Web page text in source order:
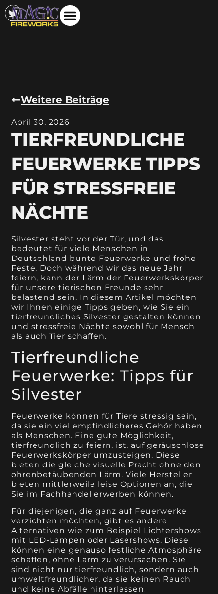
Weitere Beiträge
April 30, 2026
TIERFREUNDLICHE
FEUERWERKE TIPPS
FÜR STRESSFREIE
NÄCHTE
Silvester steht vor der Tür, und das
bedeutet für viele Menschen in
Deutschland bunte Feuerwerke und frohe
Feste. Doch während wir das neue Jahr
feiern, kann der Lärm der Feuerwerkskörper
für unsere tierischen Freunde sehr
belastend sein. In diesem Artikel möchten
wir Ihnen einige Tipps geben, wie Sie ein
tierfreundliches Silvester gestalten können
und stressfreie Nächte sowohl für Mensch
als auch Tier schaffen.
Tierfreundliche
Feuerwerke: Tipps für
Silvester
Feuerwerke können für Tiere stressig sein,
da sie ein viel empfindlicheres Gehör haben
als Menschen. Eine gute Möglichkeit,
tierfreundlich zu feiern, ist, auf geräuschlose
Feuerwerkskörper umzusteigen. Diese
bieten die gleiche visuelle Pracht ohne den
ohrenbetäubenden Lärm. Viele Hersteller
bieten mittlerweile leise Optionen an, die
Sie im Fachhandel erwerben können.
Für diejenigen, die ganz auf Feuerwerke
verzichten möchten, gibt es andere
Alternativen wie zum Beispiel Lichtershows
mit LED-Lampen oder Lasershows. Diese
können eine genauso festliche Atmosphäre
schaffen, ohne Lärm zu verursachen. Sie
sind nicht nur tierfreundlich, sondern auch
umweltfreundlicher, da sie keinen Rauch
und keine Abfälle hinterlassen.